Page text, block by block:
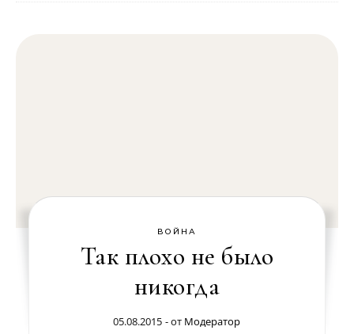
ВОЙНА
Так плохо не было
никогда
05.08.2015 - от Модератор